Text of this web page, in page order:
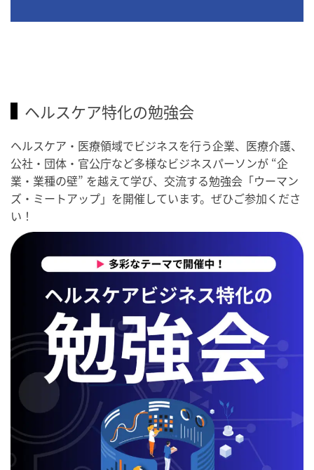
ヘルスケア特化の勉強会
ヘルスケア・医療領域でビジネスを行う企業、医療介護、
公社・団体・官公庁など多様なビジネスパーソンが “企
業・業種の壁” を越えて学び、交流する勉強会「ウーマン
ズ・ミートアップ」を開催しています。ぜひご参加くださ
い！